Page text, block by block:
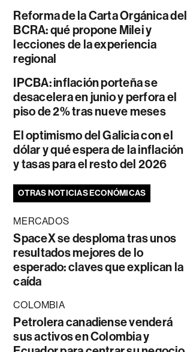
Reforma de la Carta Orgánica del
BCRA: qué propone Milei y
lecciones de la experiencia
regional
IPCBA: inflación porteña se
desacelera en junio y perfora el
piso de 2% tras nueve meses
El optimismo del Galicia con el
dólar y qué espera de la inflación
y tasas para el resto del 2026
OTRAS NOTICIAS ECONÓMICAS
MERCADOS
SpaceX se desploma tras unos
resultados mejores de lo
esperado: claves que explican la
caída
COLOMBIA
Petrolera canadiense venderá
sus activos en Colombia y